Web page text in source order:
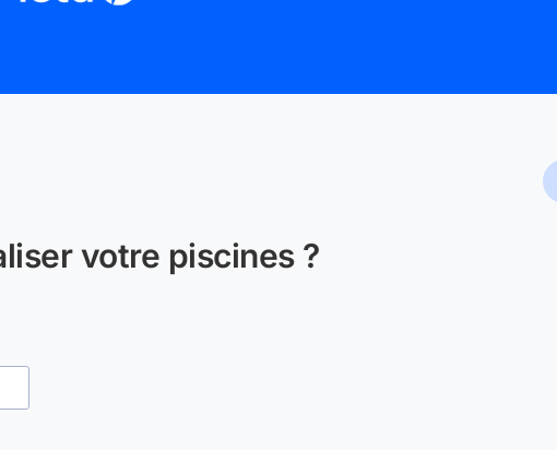
votre piscines ?